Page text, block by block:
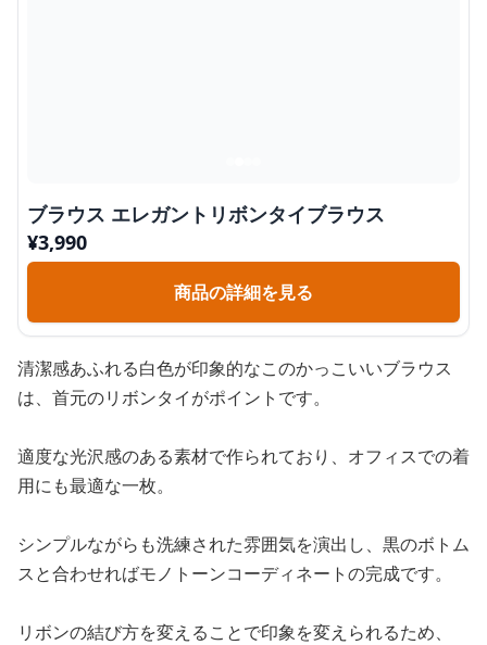
ブラウス エレガントリボンタイブラウス
¥3,990
商品の詳細を見る
清潔感あふれる白色が印象的なこのかっこいいブラウス
は、首元のリボンタイがポイントです。
適度な光沢感のある素材で作られており、オフィスでの着
用にも最適な一枚。
シンプルながらも洗練された雰囲気を演出し、黒のボトム
スと合わせればモノトーンコーディネートの完成です。
リボンの結び方を変えることで印象を変えられるため、